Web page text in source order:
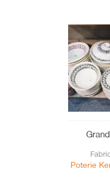
Poterie